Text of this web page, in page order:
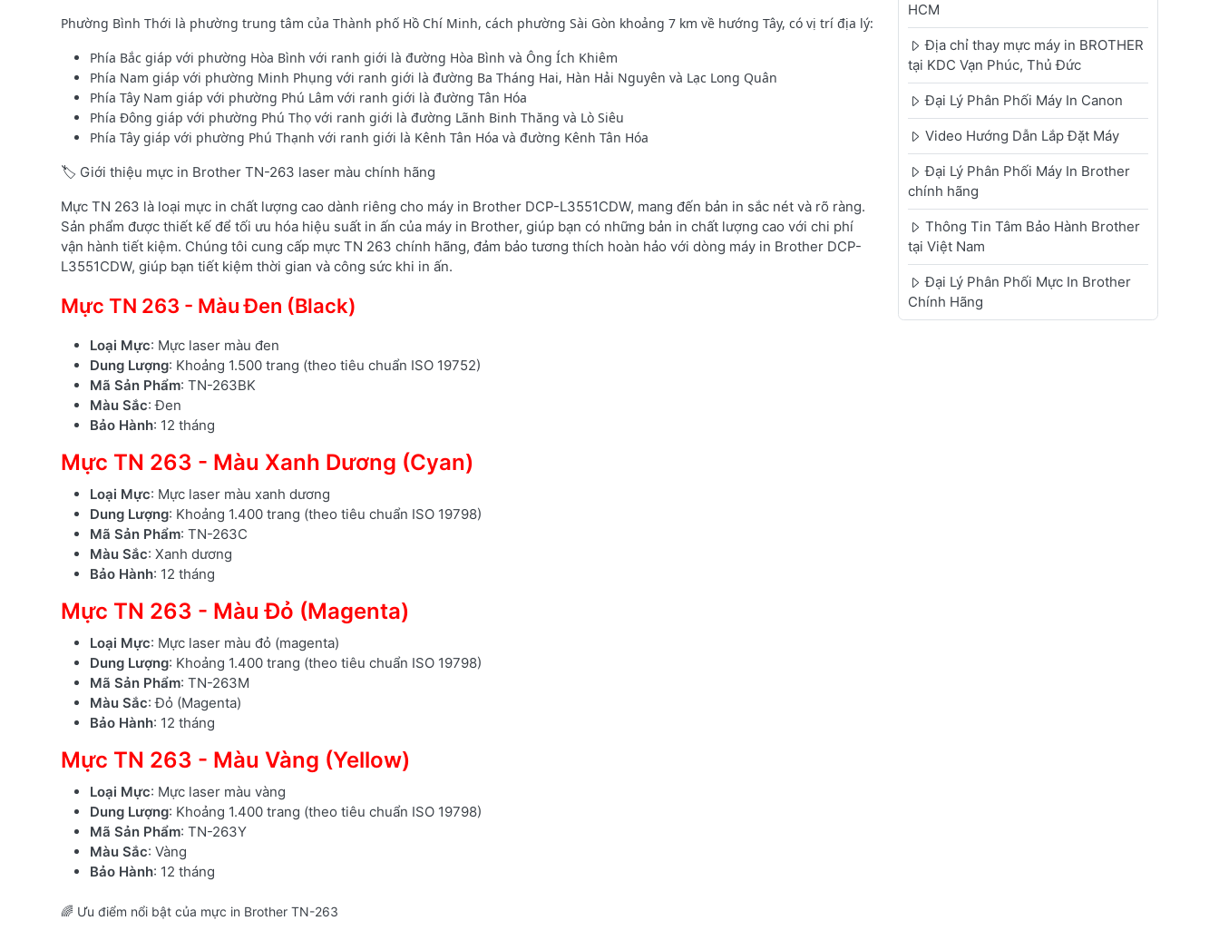
Phường Bình Thới là phường trung tâm của Thành phố Hồ Chí Minh, cách phường Sài Gòn khoảng 7 km về hướng Tây, có vị trí địa lý:
Phía Bắc giáp với phường Hòa Bình với ranh giới là đường Hòa Bình và Ông Ích Khiêm
Phía Nam giáp với phường Minh Phụng với ranh giới là đường Ba Tháng Hai, Hàn Hải Nguyên và Lạc Long Quân
Phía Tây Nam giáp với phường Phú Lâm với ranh giới là đường Tân Hóa
Phía Đông giáp với phường Phú Thọ với ranh giới là đường Lãnh Binh Thăng và Lò Siêu
Phía Tây giáp với phường Phú Thạnh với ranh giới là Kênh Tân Hóa và đường Kênh Tân Hóa
🏷️ Giới thiệu mực in Brother TN-263 laser màu chính hãng
Mực TN 263 là loại mực in chất lượng cao dành riêng cho máy in Brother DCP-L3551CDW, mang đến bản in sắc nét và rõ ràng.
Sản phẩm được thiết kế để tối ưu hóa hiệu suất in ấn của máy in Brother, giúp bạn có những bản in chất lượng cao với chi phí
vận hành tiết kiệm. Chúng tôi cung cấp mực TN 263 chính hãng, đảm bảo tương thích hoàn hảo với dòng máy in Brother DCP-
L3551CDW, giúp bạn tiết kiệm thời gian và công sức khi in ấn.
Mực TN 263 - Màu Đen (Black)
Loại Mực: Mực laser màu đen
Dung Lượng: Khoảng 1.500 trang (theo tiêu chuẩn ISO 19752)
Mã Sản Phẩm: TN-263BK
Màu Sắc: Đen
Bảo Hành: 12 tháng
Mực TN 263 - Màu Xanh Dương (Cyan)
Loại Mực: Mực laser màu xanh dương
Dung Lượng: Khoảng 1.400 trang (theo tiêu chuẩn ISO 19798)
Mã Sản Phẩm: TN-263C
Màu Sắc: Xanh dương
Bảo Hành: 12 tháng
Mực TN 263 - Màu Đỏ (Magenta)
Loại Mực: Mực laser màu đỏ (magenta)
Dung Lượng: Khoảng 1.400 trang (theo tiêu chuẩn ISO 19798)
Mã Sản Phẩm: TN-263M
Màu Sắc: Đỏ (Magenta)
Bảo Hành: 12 tháng
Mực TN 263 - Màu Vàng (Yellow)
Loại Mực: Mực laser màu vàng
Dung Lượng: Khoảng 1.400 trang (theo tiêu chuẩn ISO 19798)
Mã Sản Phẩm: TN-263Y
Màu Sắc: Vàng
Bảo Hành: 12 tháng
🌈 Ưu điểm nổi bật của mực in Brother TN-263
HCM
Địa chỉ thay mực máy in BROTHER
tại KDC Vạn Phúc, Thủ Đức
Đại Lý Phân Phối Máy In Canon
Video Hướng Dẫn Lắp Đặt Máy
Đại Lý Phân Phối Máy In Brother
chính hãng
Thông Tin Tâm Bảo Hành Brother
tại Việt Nam
Đại Lý Phân Phối Mực In Brother
Chính Hãng